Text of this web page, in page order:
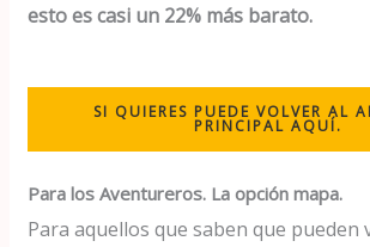
esto es casi un 22% más barato.
SI QUIERES PUEDE VOLVER AL
PRINCIPAL AQUÍ.
Para los Aventureros. La opción mapa.
Para aquellos que saben que pueden